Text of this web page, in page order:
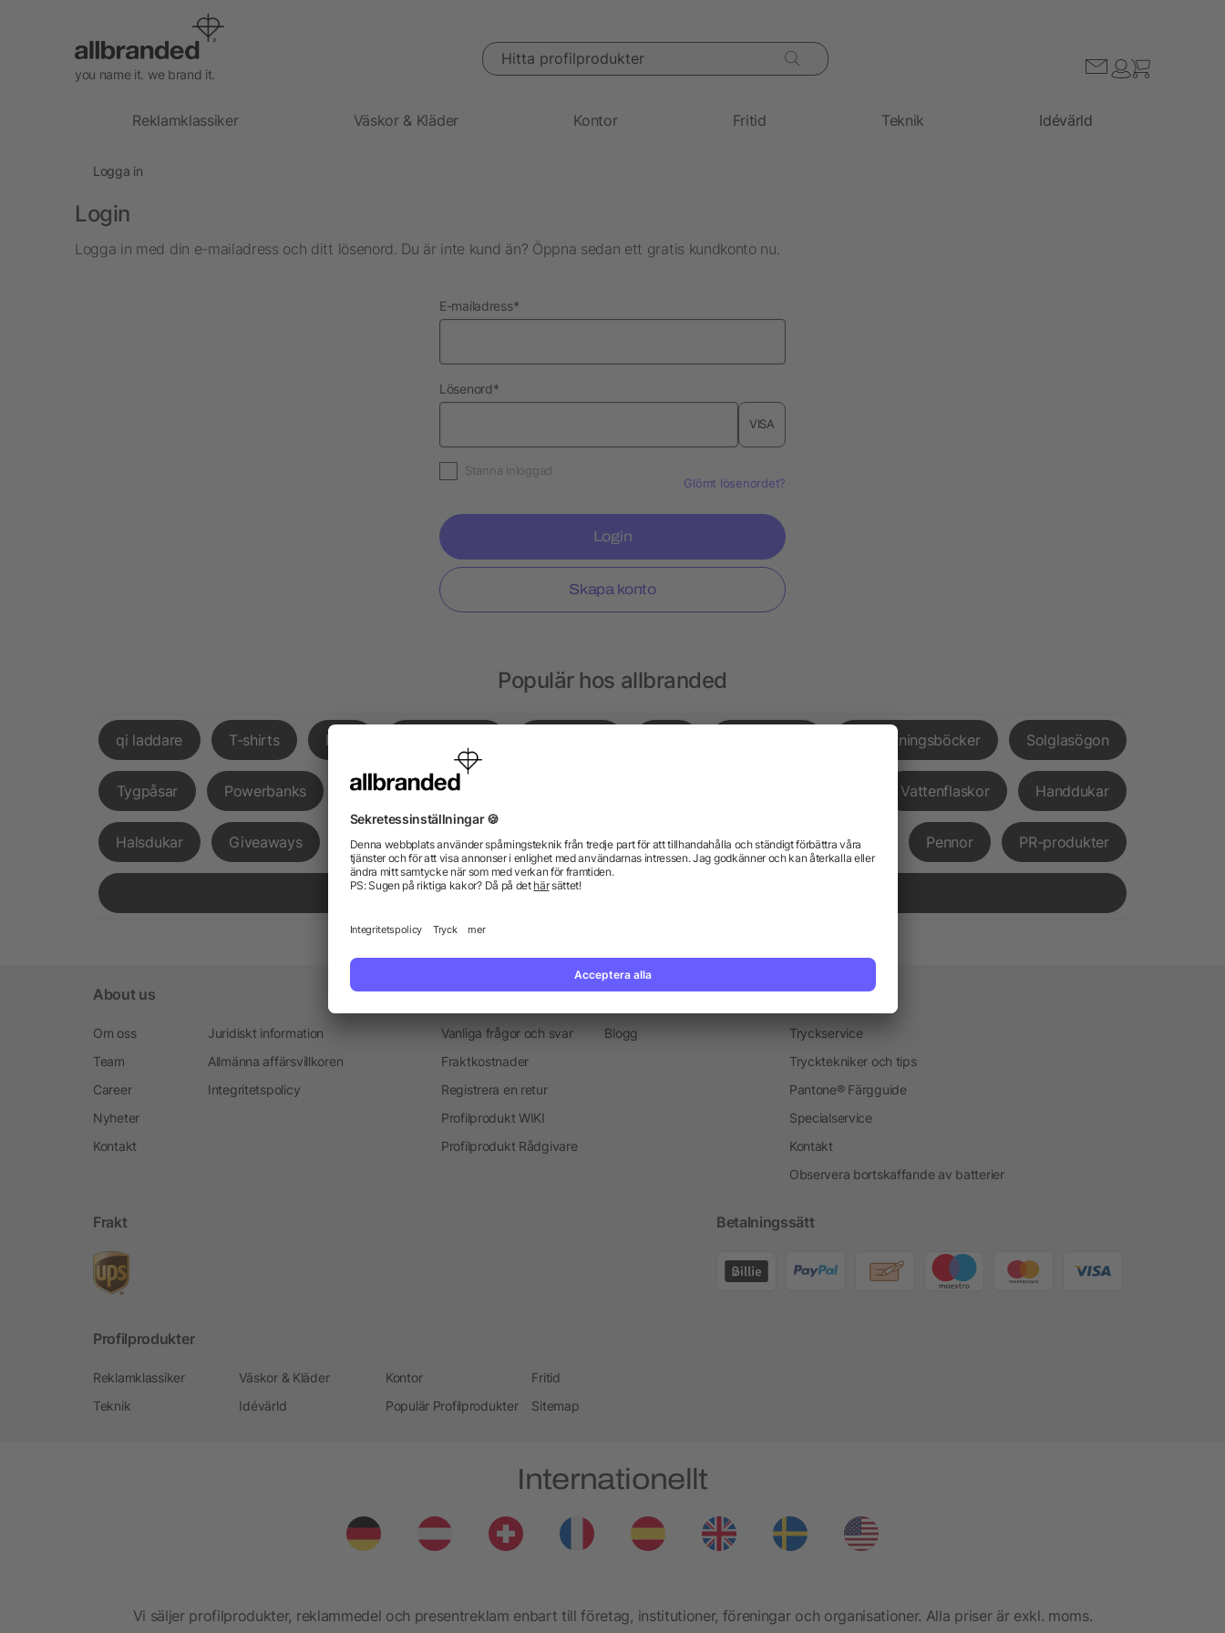
you name it. we brand it.
Hitta profilprodukter
Reklamklassiker Väskor & Kläder Kontor Fritid Teknik Idévärld
Logga in
Login
Logga in med din e-mailadress och ditt lösenord. Du är inte kund än? Öppna sedan ett gratis kundkonto nu.
E-mailadressnödvändig
*
Lösenordnödvändig
*
VISA
Stanna inloggad
Glömt lösenordet?
Login
Skapa konto
Populär hos allbranded
qi laddare T-shirts Påsk Anteckningsböcker Solglasögon
Tygpåsar Powerbanks Godispåsar Vattenflaskor Handdukar
Halsdukar Giveaways Expressleverans Marknadsföring objekt Merchandise-Säljfrämjande Pennor PR-produkter
Presenter för medarbetare
About us
Om oss
Team
Career
Nyheter
Kontakt
Juridiskt information
Allmänna affärsvillkoren
Integritetspolicy
Information
Vanliga frågor och svar
Fraktkostnader
Registrera en retur
Profilprodukt WIKI
Profilprodukt Rådgivare
Blogg
Service
Tryckservice
Trycktekniker och tips
Pantone® Färgguide
Specialservice
Kontakt
Observera bortskaffande av batterier
Frakt Betalningssätt
Profilprodukter
Reklamklassiker Väskor & Kläder Kontor
Fritid
Teknik
Idévärld Populär Profilprodukter Sitemap
Internationellt
Vi säljer profilprodukter, reklammedel och presentreklam enbart till företag, institutioner, föreningar och organisationer. Alla priser är exkl. moms.